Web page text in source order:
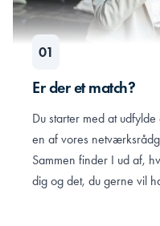
Er der et match?
Du starter med at
en af vores
Sammen finder I ud af,
dig og det, du gerne vil